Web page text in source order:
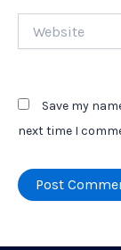
Save my
next time I